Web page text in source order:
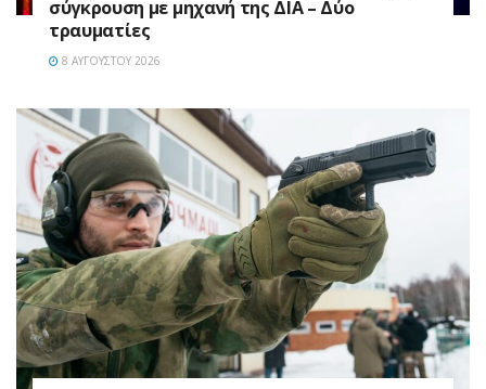
σύγκρουση με μηχανή της ΔΙΑ – Δύο
τραυματίες
8 ΑΥΓΟΎΣΤΟΥ 2026